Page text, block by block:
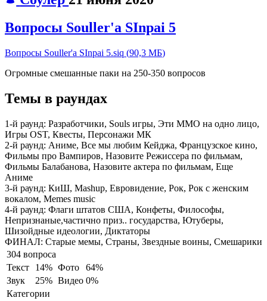
Вопросы Souller'a SInpai 5
Вопросы Souller'a SInpai 5.siq (90,3 МБ)
Огромные смешанные паки на 250-350 вопросов
Темы в раундах
1-й раунд: Разработчики, Souls игры, Эти MMO на одно лицо,
Игры OST, Квесты, Персонажи МК
2-й раунд: Аниме, Все мы любим Кейджа, Французское кино,
Фильмы про Вампиров, Назовите Режиссера по фильмам,
Фильмы Балабанова, Назовите актера по фильмам, Еще
Аниме
3-й раунд: КиШ, Mashup, Евровидение, Рок, Рок с женским
вокалом, Memes music
4-й раунд: Флаги штатов США, Конфеты, Философы,
Непризнаные,частично приз.. государства, Ютуберы,
Шизойдные идеологии, Диктаторы
ФИНАЛ: Старые мемы, Страны, Звездные воины, Смешарики
304 вопроса
Текст
14% Фото
64%
Звук
25% Видео 0%
Категории